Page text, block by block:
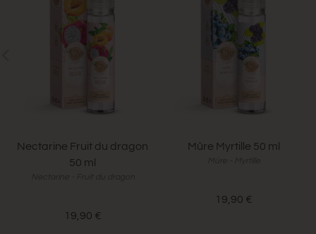
Nectarine Fruit du dragon
50 ml
19,90 €
Mûre Myrtille 50 ml
19,90 €